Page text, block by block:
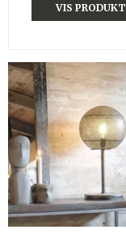
VIS PRODUKT